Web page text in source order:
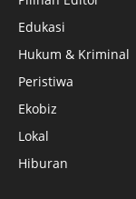
Edukasi
Hukum & Kriminal
Peristiwa
Ekobiz
Lokal
Hiburan